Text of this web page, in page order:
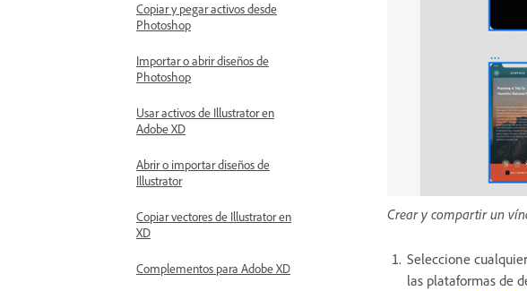
Copiar y pegar activos desde
Photoshop
Importar o abrir diseños de
Photoshop
Usar activos de Illustrator en
Adobe XD
Abrir o importar diseños de
Illustrator
Copiar vectores de Illustrator en
XD
Complementos para Adobe XD
Crear y compartir un
Seleccione
las plataformas de